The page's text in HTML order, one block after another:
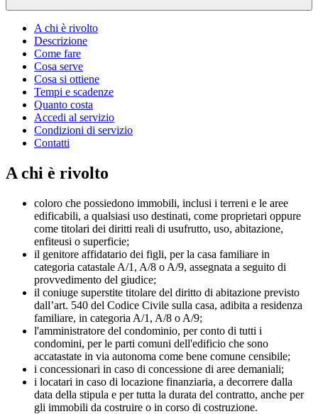
A chi è rivolto
Descrizione
Come fare
Cosa serve
Cosa si ottiene
Tempi e scadenze
Quanto costa
Accedi al servizio
Condizioni di servizio
Contatti
A chi è rivolto
coloro che possiedono immobili, inclusi i terreni e le aree
edificabili, a qualsiasi uso destinati, come proprietari oppure
come titolari dei diritti reali di usufrutto, uso, abitazione,
enfiteusi o superficie;
il genitore affidatario dei figli, per la casa familiare in
categoria catastale A/1, A/8 o A/9, assegnata a seguito di
provvedimento del giudice;
il coniuge superstite titolare del diritto di abitazione previsto
dall’art. 540 del Codice Civile sulla casa, adibita a residenza
familiare, in categoria A/1, A/8 o A/9;
l'amministratore del condominio, per conto di tutti i
condomini, per le parti comuni dell'edificio che sono
accatastate in via autonoma come bene comune censibile;
i concessionari in caso di concessione di aree demaniali;
i locatari in caso di locazione finanziaria, a decorrere dalla
data della stipula e per tutta la durata del contratto, anche per
gli immobili da costruire o in corso di costruzione.